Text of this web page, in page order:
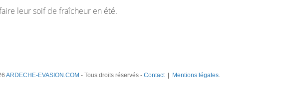
leur soif de fraîcheur en été.
ARDECHE-EVASION.COM - Tous droits réservés - Contact| Mentions légales.